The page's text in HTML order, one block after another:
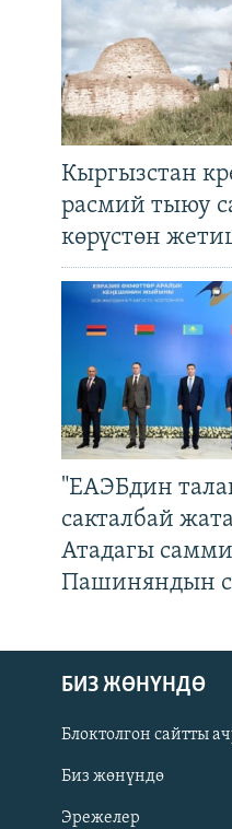
Русский
Кыргызстан
расмий тыюу
көрүстөн
"ЕАЭБдин
сакталбай
Атадагы
Пашиняндын
БИЗ ЖӨНҮНДӨ
Блоктолгон сайтты
Биз жөнүндө
Эрежелер